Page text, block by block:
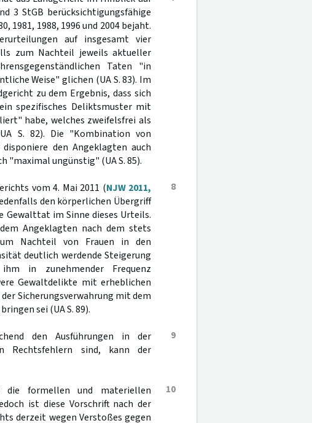
3 StGB berücksichtigungsfähige
1981, 1988, 1996 und 2004 bejaht.
auf insgesamt vier
zum Nachteil jeweils aktueller
Taten "in
Weise" glichen (UA S. 83). Im
zu dem Ergebnis, dass sich
spezifisches Deliktsmuster mit
habe, welches zweifelsfrei als
S. 82). Die "Kombination von
den Angeklagten auch
"maximal ungünstig" (UA S. 85).
8
vom 4. Mai 2011 (NJW 2011,
den körperlichen Übergriff
Gewalttat im Sinne dieses Urteils.
Angeklagten nach dem stets
Nachteil von Frauen in den
deutlich werdende Steigerung
in zunehmender Frequenz
Gewaltdelikte mit erheblichen
Sicherungsverwahrung mit dem
sei (UA S. 89).
9
den Ausführungen in der
Rechtsfehlern sind, kann der
10
formellen und materiellen
ist diese Vorschrift nach der
derzeit wegen Verstoßes gegen